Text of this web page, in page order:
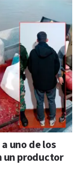
uno de los
un productor